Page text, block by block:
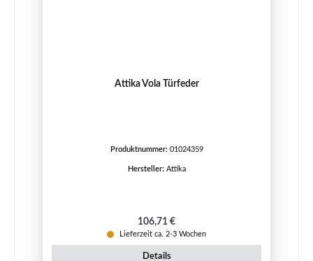
Attika Vola Türfeder
Produktnummer: 01024359
Hersteller: Attika
Regulärer Preis:
106,71 €
Lieferzeit ca. 2-3 Wochen
Details